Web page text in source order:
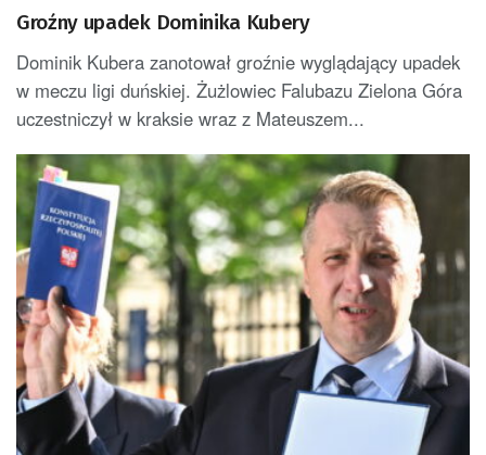
Groźny upadek Dominika Kubery
Dominik Kubera zanotował groźnie wyglądający upadek
w meczu ligi duńskiej. Żużlowiec Falubazu Zielona Góra
uczestniczył w kraksie wraz z Mateuszem...